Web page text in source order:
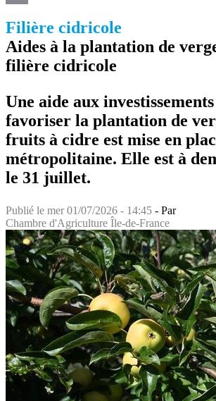
Filière cidricole
Aides à la plantation de
filière cidricole
Une aide aux
favoriser la plantation de
fruits à cidre est mise en
métropolitaine. Elle est à
le 31 juillet.
Publié le mer 01/07/2026 - 14:45 - Par
Chambre d'Agriculture Île-de-France